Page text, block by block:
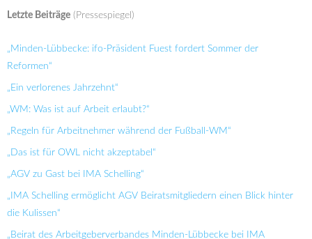
Letzte Beiträge (Pressespiegel)
„Minden-Lübbecke: ifo-Präsident Fuest fordert Sommer der
Reformen“
„Ein verlorenes Jahrzehnt“
„WM: Was ist auf Arbeit erlaubt?“
„Regeln für Arbeitnehmer während der Fußball-WM“
„Das ist für OWL nicht akzeptabel“
„AGV zu Gast bei IMA Schelling“
„IMA Schelling ermöglicht AGV Beiratsmitgliedern einen Blick hinter
die Kulissen“
„Beirat des Arbeitgeberverbandes Minden-Lübbecke bei IMA